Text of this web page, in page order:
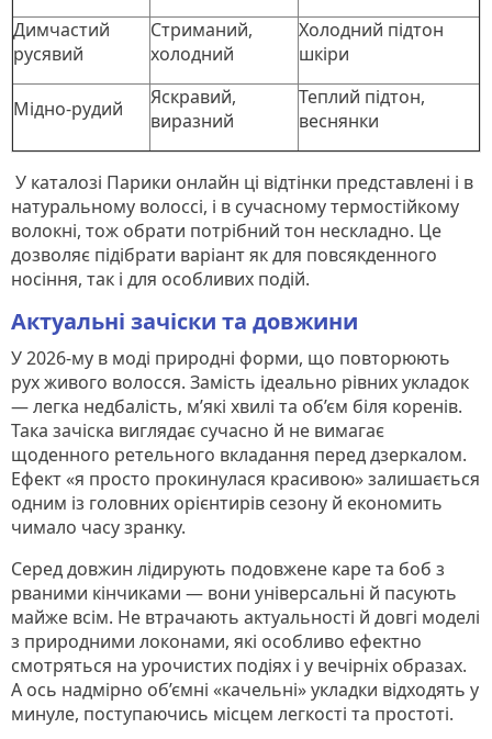
Димчастий
русявий
Стриманий,
холодний
Холодний підтон
шкіри
Мідно-рудий
Яскравий,
виразний
Теплий підтон,
веснянки
У каталозі Парики онлайн ці відтінки представлені і в
натуральному волоссі, і в сучасному термостійкому
волокні, тож обрати потрібний тон нескладно. Це
дозволяє підібрати варіант як для повсякденного
носіння, так і для особливих подій.
Актуальні зачіски та довжини
У 2026-му в моді природні форми, що повторюють
рух живого волосся. Замість ідеально рівних укладок
— легка недбалість, м’які хвилі та об’єм біля коренів.
Така зачіска виглядає сучасно й не вимагає
щоденного ретельного вкладання перед дзеркалом.
Ефект «я просто прокинулася красивою» залишається
одним із головних орієнтирів сезону й економить
чимало часу зранку.
Серед довжин лідирують подовжене каре та боб з
рваними кінчиками — вони універсальні й пасують
майже всім. Не втрачають актуальності й довгі моделі
з природними локонами, які особливо ефектно
смотряться на урочистих подіях і у вечірніх образах.
А ось надмірно об’ємні «качельні» укладки відходять у
минуле, поступаючись місцем легкості та простоті.